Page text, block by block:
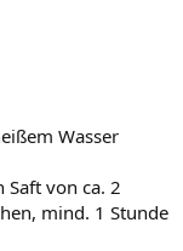
Wasser
Saft von ca. 2
mind. 1 Stunde